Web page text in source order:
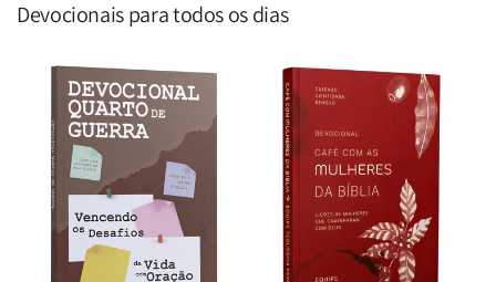
Devocionais para todos os dias